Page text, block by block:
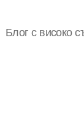
Блог с високо